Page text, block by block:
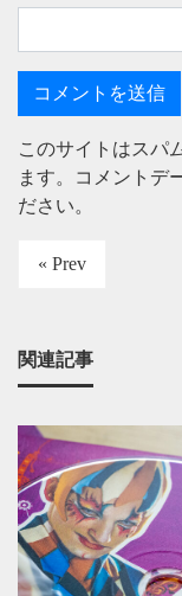
このサイトはスパ
ます。
コメントデ
ださい。
« Prev
関連記事